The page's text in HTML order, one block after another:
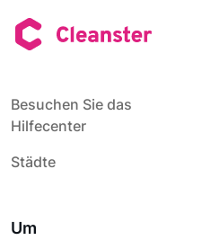
Besuchen Sie das
Hilfecenter
Städte
Um